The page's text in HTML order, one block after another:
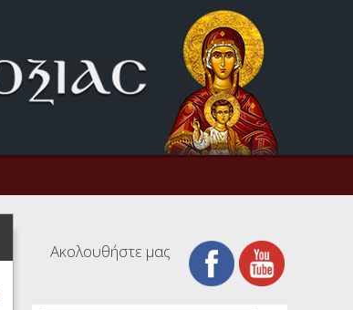
Ακολουθήστε μας